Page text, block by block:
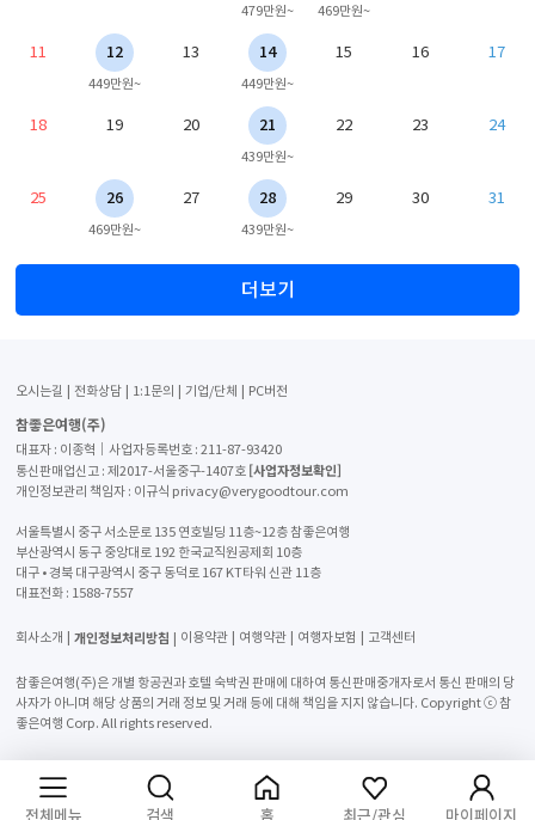
479만원~ 469만원~
11 12
449만원~
13 14
449만원~
15 16 17
18 19 20 21
439만원~
22 23 24
25 26
469만원~
27 28
439만원~
29 30 31
더보기
오시는길 전화상담 1:1문의 기업/단체 PC버전
참좋은여행(주)
대표자 : 이종혁│사업자등록번호 : 211-87-93420
통신판매업신고 : 제2017-서울중구-1407호 [사업자정보확인]
개인정보관리 책임자 : 이규식 privacy@verygoodtour.com
서울특별시 중구 서소문로 135 연호빌딩 11층~12층 참좋은여행
부산광역시 동구 중앙대로 192 한국교직원공제회 10층
대구 • 경북 대구광역시 중구 동덕로 167 KT타워 신관 11층
대표전화 : 1588-7557
회사소개 개인정보처리방침 이용약관 여행약관 여행자보험 고객센터
참좋은여행(주)은 개별 항공권과 호텔 숙박권 판매에 대하여 통신판매중개자로서 통신 판매의 당
사자가 아니며 해당 상품의 거래 정보 및 거래 등에 대해 책임을 지지 않습니다. Copyright ⓒ 참
좋은여행 Corp. All rights reserved.
전체메뉴 검색 홈 최근/관심 마이페이지